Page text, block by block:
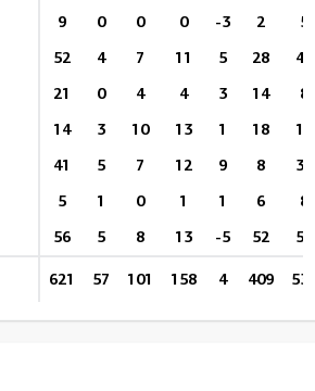
9 0 0 0 -3 2 5
52 4 7 11 5 28 46
21 0 4 4 3 14 8
14 3 10 13 1 18 17
41 5 7 12 9 8 33
5 1 0 1 1 6 8
56 5 8 13 -5 52 52
621 57 101 158 4 409